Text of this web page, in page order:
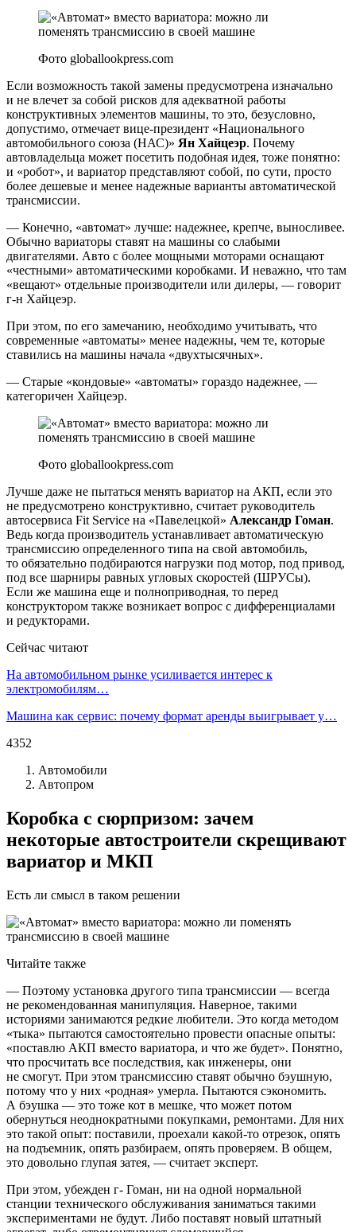
Фото globallookpress.com
Если возможность такой замены предусмотрена изначально
и не влечет за собой рисков для адекватной работы
конструктивных элементов машины, то это, безусловно,
допустимо, отмечает вице-президент «Национального
автомобильного союза (НАС)» Ян Хайцеэр. Почему
автовладельца может посетить подобная идея, тоже понятно:
и «робот», и вариатор представляют собой, по сути, просто
более дешевые и менее надежные варианты автоматической
трансмиссии.
— Конечно, «автомат» лучше: надежнее, крепче, выносливее.
Обычно вариаторы ставят на машины со слабыми
двигателями. Авто с более мощными моторами оснащают
«честными» автоматическими коробками. И неважно, что там
«вещают» отдельные производители или дилеры, — говорит
г-н Хайцеэр.
При этом, по его замечанию, необходимо учитывать, что
современные «автоматы» менее надежны, чем те, которые
ставились на машины начала «двухтысячных».
— Старые «кондовые» «автоматы» гораздо надежнее, —
категоричен Хайцеэр.
Фото globallookpress.com
Лучше даже не пытаться менять вариатор на АКП, если это
не предусмотрено конструктивно, считает руководитель
автосервиса Fit Service на «Павелецкой» Александр Гоман.
Ведь когда производитель устанавливает автоматическую
трансмиссию определенного типа на свой автомобиль,
то обязательно подбираются нагрузки под мотор, под привод,
под все шарниры равных угловых скоростей (ШРУСы).
Если же машина еще и полноприводная, то перед
конструктором также возникает вопрос с дифференциалами
и редукторами.
Сейчас читают
На автомобильном рынке усиливается интерес к
электромобилям…
Машина как сервис: почему формат аренды выигрывает у…
4352
Автомобили
Автопром
Коробка с сюрпризом: зачем
некоторые автостроители скрещивают
вариатор и МКП
Есть ли смысл в таком решении
Читайте также
— Поэтому установка другого типа трансмиссии — всегда
не рекомендованная манипуляция. Наверное, такими
историями занимаются редкие любители. Это когда методом
«тыка» пытаются самостоятельно провести опасные опыты:
«поставлю АКП вместо вариатора, и что же будет». Понятно,
что просчитать все последствия, как инженеры, они
не смогут. При этом трансмиссию ставят обычно бэушную,
потому что у них «родная» умерла. Пытаются сэкономить.
А бэушка — это тоже кот в мешке, что может потом
обернуться неоднократными покупками, ремонтами. Для них
это такой опыт: поставили, проехали какой-то отрезок, опять
на подъемник, опять разбираем, опять проверяем. В общем,
это довольно глупая затея, — считает эксперт.
При этом, убежден г- Гоман, ни на одной нормальной
станции технического обслуживания заниматься такими
экспериментами не будут. Либо поставят новый штатный